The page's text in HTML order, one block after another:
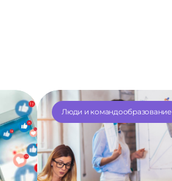
Люди и командообразование